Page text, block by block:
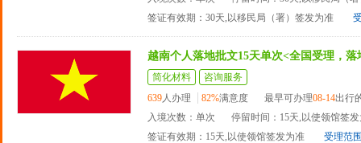
签证有效期：30天,以移民局（署）签发为准
越南个人落地批文15天单次<全国受理，
简化材料
咨询服务
639人办理 82%满意度 最早可办理08-14出行
入境次数：单次
停留时间：15天,以使领馆签
签证有效期：15天,以使领馆签发为准
受理范